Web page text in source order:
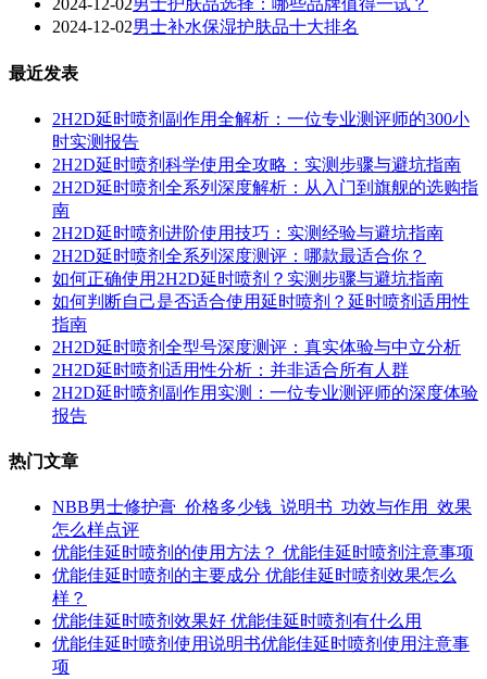
2024-12-02男士护肤品选择：哪些品牌值得一试？
2024-12-02男士补水保湿护肤品十大排名
最近发表
2H2D延时喷剂副作用全解析：一位专业测评师的300小
时实测报告
2H2D延时喷剂科学使用全攻略：实测步骤与避坑指南
2H2D延时喷剂全系列深度解析：从入门到旗舰的选购指
南
2H2D延时喷剂进阶使用技巧：实测经验与避坑指南
2H2D延时喷剂全系列深度测评：哪款最适合你？
如何正确使用2H2D延时喷剂？实测步骤与避坑指南
如何判断自己是否适合使用延时喷剂？延时喷剂适用性
指南
2H2D延时喷剂全型号深度测评：真实体验与中立分析
2H2D延时喷剂适用性分析：并非适合所有人群
2H2D延时喷剂副作用实测：一位专业测评师的深度体验
报告
热门文章
NBB男士修护膏_价格多少钱_说明书_功效与作用_效果
怎么样点评
优能佳延时喷剂的使用方法？ 优能佳延时喷剂注意事项
优能佳延时喷剂的主要成分 优能佳延时喷剂效果怎么
样？
优能佳延时喷剂效果好 优能佳延时喷剂有什么用
优能佳延时喷剂使用说明书优能佳延时喷剂使用注意事
项